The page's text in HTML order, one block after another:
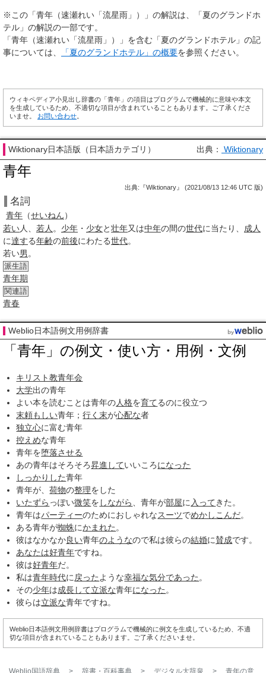
※この「青年（速瀬れい「流星雨」）」の解説は、「夏のグランドホ
テル」の解説の一部です。
「青年（速瀬れい「流星雨」）」を含む「夏のグランドホテル」の記
事については、
「夏のグランドホテル」の概要を参照ください。
ウィキペディア小見出し辞書の「青年」の項目はプログラムで機械的に意味や本文
を生成しているため、不適切な項目が含まれていることもあります。ご了承くださ
いませ。 お問い合わせ
Wiktionary日本語版（日本語カテゴリ） 出典： Wiktionary
青年
出典:『Wiktionary』 (2021/08/13 12:46 UTC 版)
名詞
青年 （せいねん）
若い人、 若人 。 少年 ・ 少女と壮年又は中年の間の世代に当たり、 成人
に達する年齢の前後にわたる世代。
若い男 。
派生語
青年期
関連語
青春
Weblio日本語例文用例辞書
「青年」の例文・使い方・用例・文例
キリスト教青年会
大学出の青年
よい本を読むことは青年の人格を育てるのに役立つ
末頼もしい青年；行く末が心配な者
独立心に富む青年
控えめな青年
青年を堕落させる
あの青年はそろそろ昇進していいころになった
しっかりした青年
青年が、荷物の整理をした
いたずら っぽい微笑を しながら 、青年が部屋に 入ってきた。
青年はパーティーのためにおしゃれなスーツでめかしこんだ。
ある青年が蜘蛛にかまれた 。
彼はなかなか良い青年のようなので私は彼らの結婚に賛成です。
あなたは好青年ですね。
彼は好青年だ。
私は青年時代に 戻った ような幸福な気分であった 。
その少年は成長して立派な青年になった 。
彼らは立派な青年ですね。
Weblio日本語例文用例辞書はプログラムで機械的に例文を生成しているため、不適
切な項目が含まれていることもあります。ご了承くださいませ。
Weblio国語辞典 > 辞書・百科事典 > デジタル大辞泉 > 青年の意